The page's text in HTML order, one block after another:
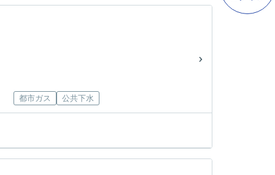
都市ガス 公共下水